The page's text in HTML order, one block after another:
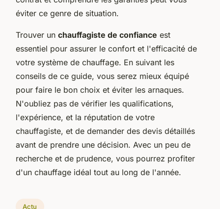
éviter ce genre de situation.
Trouver un chauffagiste de confiance est
essentiel pour assurer le confort et l'efficacité de
votre système de chauffage. En suivant les
conseils de ce guide, vous serez mieux équipé
pour faire le bon choix et éviter les arnaques.
N'oubliez pas de vérifier les qualifications,
l'expérience, et la réputation de votre
chauffagiste, et de demander des devis détaillés
avant de prendre une décision. Avec un peu de
recherche et de prudence, vous pourrez profiter
d'un chauffage idéal tout au long de l'année.
Actu